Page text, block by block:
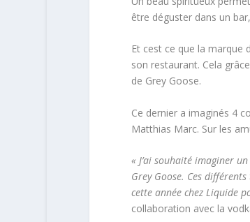
être déguster dans un
Et cest ce que la marque
son restaurant. Cela
de Grey Goose.
Ce dernier a imaginés 4
Matthias Marc. Sur les
« J’ai souhaité imaginer
Grey Goose. Ces
cette année chez Liquide
collaboration avec la